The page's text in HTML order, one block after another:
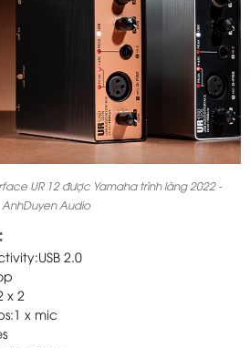
UR 12 được Yamaha trình làng 2022 -
AnhDuyen Audio
2.0
x 2
x mic